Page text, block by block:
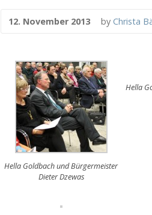
12. November 2013 by Christa
Hella Goldbach und Bürgermeister
Dieter Dzewas
Hella